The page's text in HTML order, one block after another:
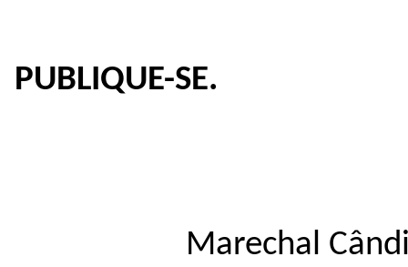
PUBLIQUE-SE.
Marechal